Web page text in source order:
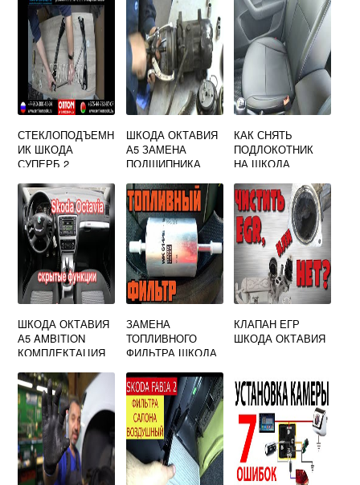
СТЕКЛОПОДЪЕМН
ИК ШКОДА
СУПЕРБ 2
ПРАВЫЙ
ШКОДА ОКТАВИЯ
А5 ЗАМЕНА
ПОДШИПНИКА
КАК СНЯТЬ
ПОДЛОКОТНИК
НА ШКОДА
ШКОДА ОКТАВИЯ
А5 AMBITION
КОМПЛЕКТАЦИЯ
ЗАМЕНА
ТОПЛИВНОГО
ФИЛЬТРА ШКОДА
КЛАПАН ЕГР
ШКОДА ОКТАВИЯ